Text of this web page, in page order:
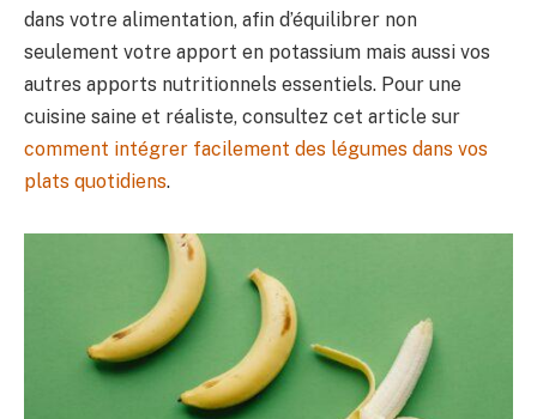
dans votre alimentation, afin d’équilibrer non
seulement votre apport en potassium mais aussi vos
autres apports nutritionnels essentiels. Pour une
cuisine saine et réaliste, consultez cet article sur
comment intégrer facilement des légumes dans vos
plats quotidiens.